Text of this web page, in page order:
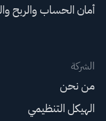
أمان الحساب والربح
الشركة
من نحن
الهيكل التنظيمي